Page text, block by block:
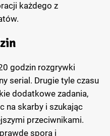
każdego z
godzin rozgrywki
serial. Drugie tyle czasu
dodatkowe zadania,
na skarby i szukając
przeciwnikami.
sporą i